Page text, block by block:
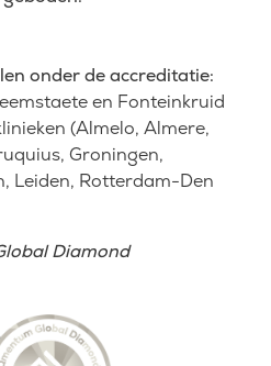
onder de accreditatie:
en Fonteinkruid
(Almelo, Almere,
Groningen,
Leiden, Rotterdam-Den
Diamond